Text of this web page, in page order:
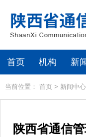
首页 机构 新
当前位置： 首页 > 新闻中心
陕西省通信